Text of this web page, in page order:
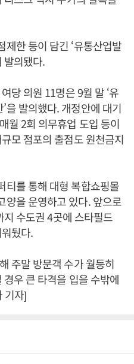
한 등이 담긴 ‘유통산업발
발의됐다.
당 의원 11명은 9월 말 ‘유
을 발의했다. 개정안에 대기
월 2회 의무휴업 도입 등이
모 점포의 출점도 원천금지
티를 통해 대형 복합쇼핑몰
양을 운영하고 있다. 앞으로
수도권 4곳에 스타필드
뒀다.
주말 방문객 수가 월등히
우 큰 타격을 입을 수밖에
기자]